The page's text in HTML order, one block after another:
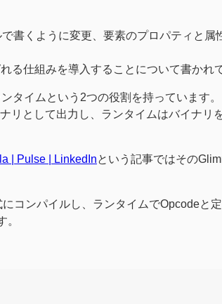
書くように変更、要素のプロパティと属
る仕組みを導入することについて書かれ
タイムという2つの役割を持っています。
リとして出力し、ランタイムはバイナリ
| Pulse | LinkedInという記事ではその
コンパイルし、ランタイムでOpcodeと
。